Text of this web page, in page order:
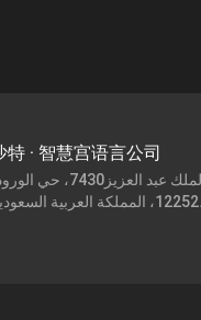
特 · 智慧宫语言公司
طريق الملك عبد العزيز7430، حي